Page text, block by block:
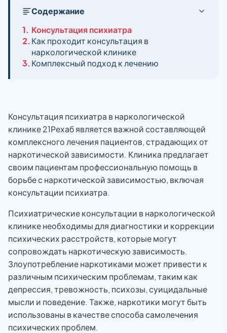
Содержание
1. Консультация психиатра
2.Как проходит консультация в
наркологической клинике
3.Комплексный подход к лечению
Консультация психиатра в наркологической
клинике 21Рехаб является важной составляющей
комплексного лечения пациентов, страдающих от
наркотической зависимости. Клиника предлагает
своим пациентам профессиональную помощь в
борьбе с наркотической зависимостью, включая
консультации психиатра.
Психиатрические консультации в наркологической
клинике необходимы для диагностики и коррекции
психических расстройств, которые могут
сопровождать наркотическую зависимость.
Злоупотребление наркотиками может привести к
различным психическим проблемам, таким как
депрессия, тревожность, психозы, суицидальные
мысли и поведение. Также, наркотики могут быть
использованы в качестве способа самолечения
психических проблем.